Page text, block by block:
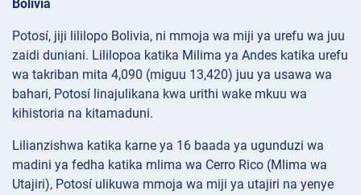
Bolivia
Potosí, jiji lililopo Bolivia, ni mmoja wa miji ya urefu wa juu
zaidi duniani. Lililopoa katika Milima ya Andes katika urefu
wa takriban mita 4,090 (miguu 13,420) juu ya usawa wa
bahari, Potosí linajulikana kwa urithi wake mkuu wa
kihistoria na kitamaduni.
Lilianzishwa katika karne ya 16 baada ya ugunduzi wa
madini ya fedha katika mlima wa Cerro Rico (Mlima wa
Utajiri), Potosí ulikuwa mmoja wa miji ya utajiri na yenye